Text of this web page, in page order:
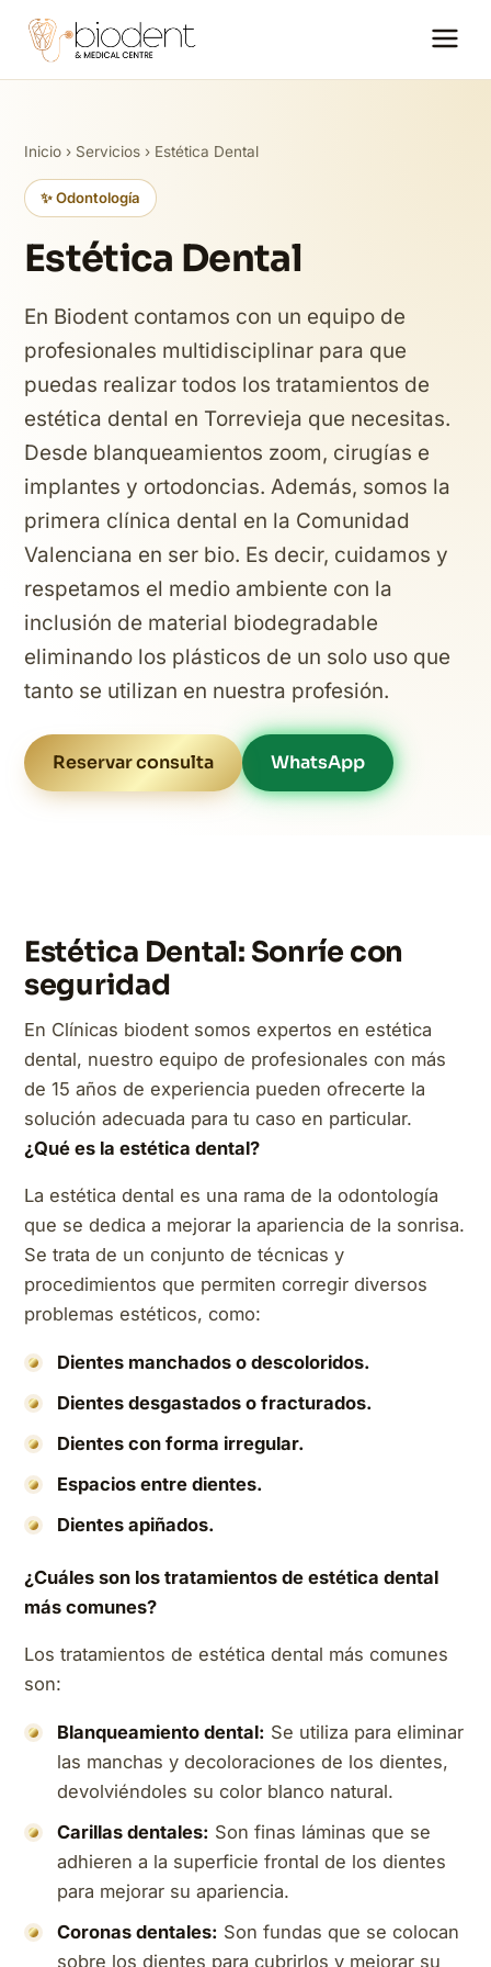
Inicio › Servicios › Estética Dental
✨ Odontología
Estética Dental
En Biodent contamos con un equipo de
profesionales multidisciplinar para que
puedas realizar todos los tratamientos de
estética dental en Torrevieja que necesitas.
Desde blanqueamientos zoom, cirugías e
implantes y ortodoncias. Además, somos la
primera clínica dental en la Comunidad
Valenciana en ser bio. Es decir, cuidamos y
respetamos el medio ambiente con la
inclusión de material biodegradable
eliminando los plásticos de un solo uso que
tanto se utilizan en nuestra profesión.
Reservar consulta WhatsApp
Estética Dental: Sonríe con
seguridad
En Clínicas biodent somos expertos en estética
dental, nuestro equipo de profesionales con más
de 15 años de experiencia pueden ofrecerte la
solución adecuada para tu caso en particular.
¿Qué es la estética dental?
La estética dental es una rama de la odontología
que se dedica a mejorar la apariencia de la sonrisa.
Se trata de un conjunto de técnicas y
procedimientos que permiten corregir diversos
problemas estéticos, como:
Dientes manchados o descoloridos.
Dientes desgastados o fracturados.
Dientes con forma irregular.
Espacios entre dientes.
Dientes apiñados.
¿Cuáles son los tratamientos de estética dental
más comunes?
Los tratamientos de estética dental más comunes
son:
Blanqueamiento dental: Se utiliza para eliminar
las manchas y decoloraciones de los dientes,
devolviéndoles su color blanco natural.
Carillas dentales: Son finas láminas que se
adhieren a la superficie frontal de los dientes
para mejorar su apariencia.
Coronas dentales: Son fundas que se colocan
sobre los dientes para cubrirlos y mejorar su